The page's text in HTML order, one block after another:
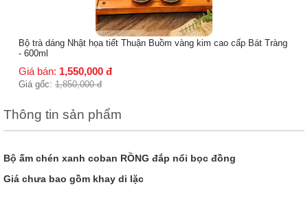
Bộ trà dáng Nhật họa tiết Thuận Buồm vàng kim cao cấp Bát Tràng
- 600ml
Giá bán: 1,550,000 đ
Giá gốc: 1,850,000 đ
Thông tin sản phẩm
Bộ ấm chén xanh coban RỒNG đắp nổi bọc đồng
Giá chưa bao gồm khay di lặc